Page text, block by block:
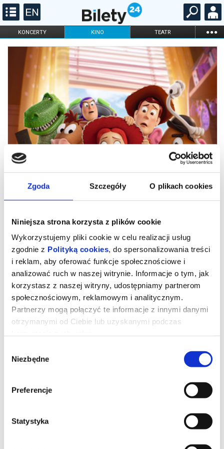
Zgoda Szczegóły O plikach cookies
Niniejsza strona korzysta z plików cookie
Wykorzystujemy pliki cookie w celu realizacji usług
zgodnie z Polityką cookies, do spersonalizowania treści
i reklam, aby oferować funkcje społecznościowe i
analizować ruch w naszej witrynie. Informacje o tym, jak
korzystasz z naszej witryny, udostępniamy partnerom
społecznościowym, reklamowym i analitycznym.
Partnerzy mogą połączyć te informacje z innymi danymi
otrzymanymi od Ciebie lub uzyskanymi podczas
zgody
Niezbędne
Preferencje
Statystyka
KONCERTY KINO TEATR ...
FILHARMONIA OPERA I BALET
STAND-UP
ONLINE KARNETY
*******